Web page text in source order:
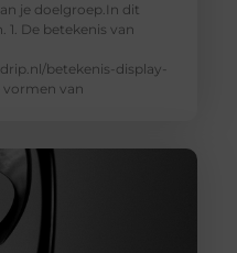
je doelgroep.In dit
1. De betekenis van
betekenis-display-
vormen van